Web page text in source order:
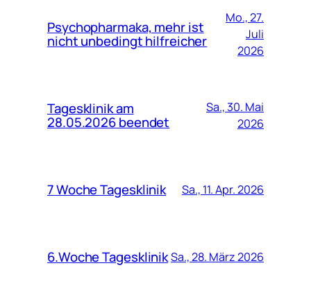
Psychopharmaka, mehr ist
nicht unbedingt hilfreicher
Mo., 27.
Juli
2026
Tagesklinik am
28.05.2026 beendet
Sa., 30. Mai
2026
7 Woche Tagesklinik Sa., 11. Apr. 2026
6.Woche TagesklinikSa., 28. März 2026